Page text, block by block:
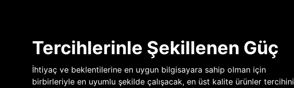
Tercihlerinle Şekillenen Güç
İhtiyaç ve beklentilerine en uygun bilgisayara sahip olman için
birbirleriyle en uyumlu şekilde çalışacak, en üst kalite ürünler tercihini